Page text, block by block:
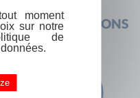
AUX QUESTIONS
moment
sur notre
de